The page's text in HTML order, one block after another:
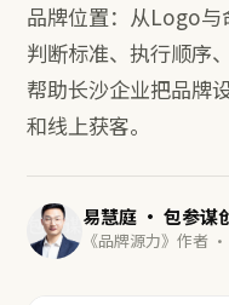
品牌位置：从Logo
判断标准、执行顺序
帮助长沙企业把品牌
和线上获客。
易慧庭 · 包参谋
《品牌源力》作者